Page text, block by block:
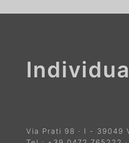
Via Prati 98 · I - 39049